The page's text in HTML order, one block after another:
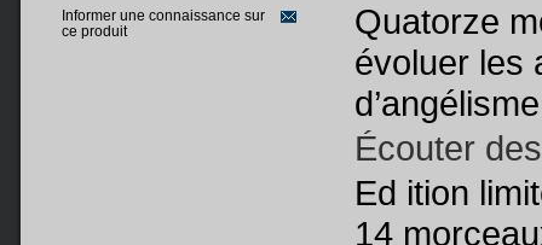
Informer une connaissance sur
ce produit
Quatorze
évoluer les
Écouter
Ed ition
14